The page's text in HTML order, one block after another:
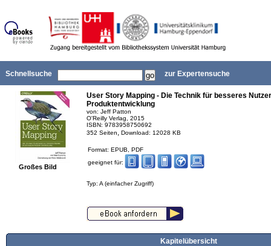
Schnellsuche zur Expertensuche
Großes Bild
User Story Mapping - Die Technik für besseres
Produktentwicklung
von: Jeff Patton
O'Reilly Verlag, 2015
ISBN: 9783958750692
352 Seiten, Download: 12028 KB
Format: EPUB, PDF
geeignet für:
Typ: A (einfacher Zugriff)
Kapitelübersicht